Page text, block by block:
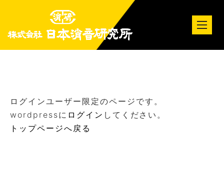
ログインユーザー限定のページです。
wordpressに ログイン してください。
トップページへ戻る